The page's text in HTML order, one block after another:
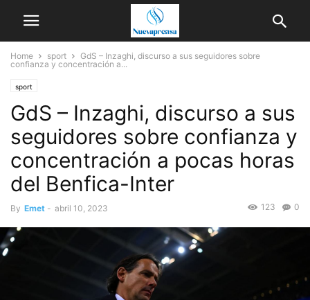
Home sport
GdS – Inzaghi, discurso a sus seguidores sobre
confianza y concentración a...
sport
GdS – Inzaghi, discurso a sus
seguidores sobre confianza y
concentración a pocas horas
del Benfica-Inter
By Emet - abril 10, 2023 0
123